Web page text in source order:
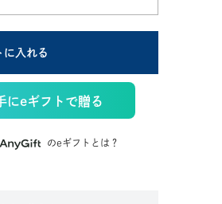
に入れる
にeギフトで贈る
のeギフトとは？